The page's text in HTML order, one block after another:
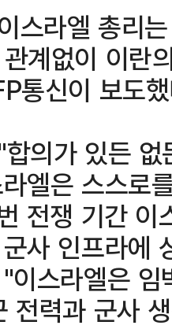
스라엘 총리
계없이 이란
통신이 보도
의가 있든
엘은 스스로
전쟁 기간 이
사 인프라에
이스라엘은
전력과 군사